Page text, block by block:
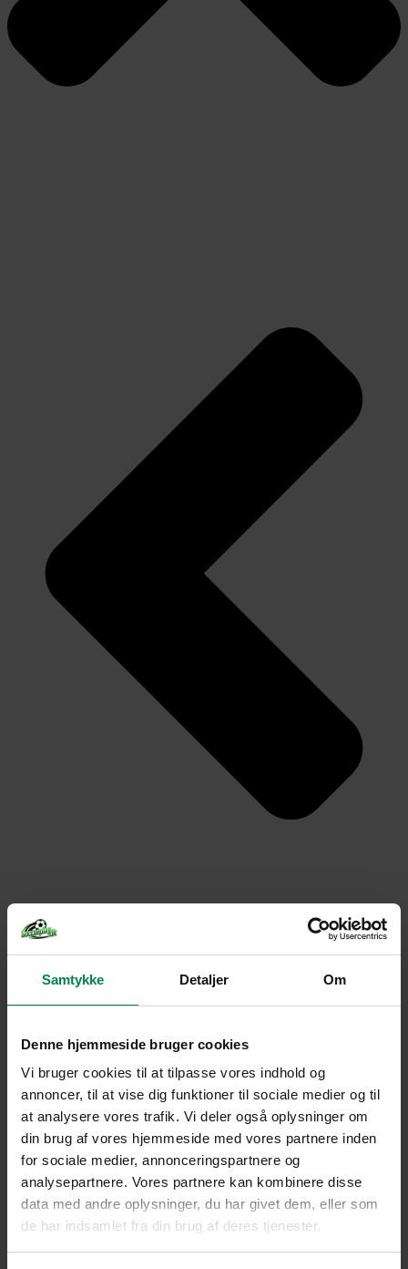
Samtykke Detaljer Om
Denne hjemmeside bruger cookies
Vi bruger cookies til at tilpasse vores indhold og
annoncer, til at vise dig funktioner til sociale medier og til
at analysere vores trafik. Vi deler også oplysninger om
din brug af vores hjemmeside med vores partnere inden
for sociale medier, annonceringspartnere og
analysepartnere. Vores partnere kan kombinere disse
data med andre oplysninger, du har givet dem, eller som
de har indsamlet fra din brug af deres tjenester.